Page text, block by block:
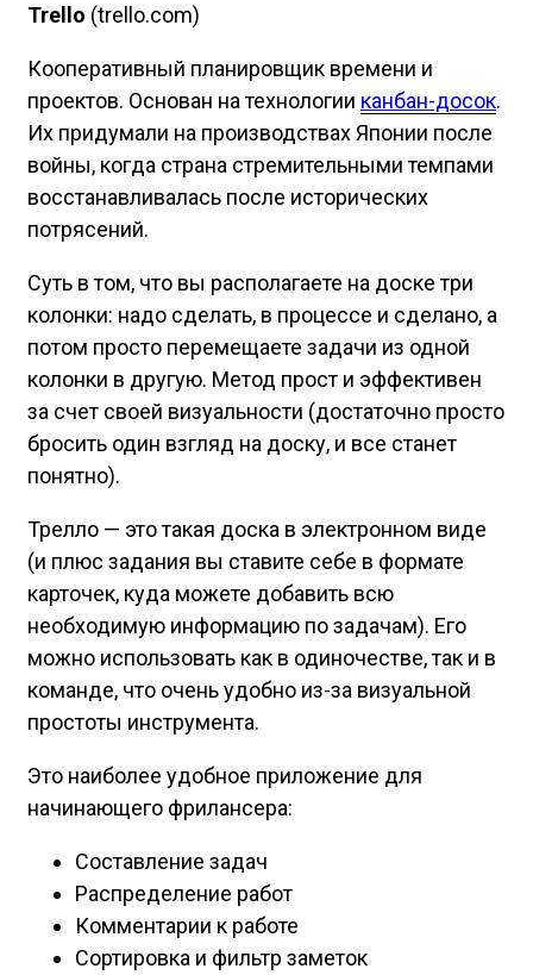
Trello (trello.com)
Кооперативный планировщик времени и
проектов. Основан на технологии канбан-досок.
Их придумали на производствах Японии после
войны, когда страна стремительными темпами
восстанавливалась после исторических
потрясений.
Суть в том, что вы располагаете на доске три
колонки: надо сделать, в процессе и сделано, а
потом просто перемещаете задачи из одной
колонки в другую. Метод прост и эффективен
за счет своей визуальности (достаточно просто
бросить один взгляд на доску, и все станет
понятно).
Трелло — это такая доска в электронном виде
(и плюс задания вы ставите себе в формате
карточек, куда можете добавить всю
необходимую информацию по задачам). Его
можно использовать как в одиночестве, так и в
команде, что очень удобно из-за визуальной
простоты инструмента.
Это наиболее удобное приложение для
начинающего фрилансера:
Составление задач
Распределение работ
Комментарии к работе
Сортировка и фильтр заметок